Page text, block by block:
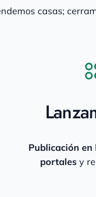
casas;
Publicación
portalesy